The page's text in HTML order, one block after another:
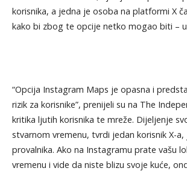
korisnika, a jedna je osoba na platformi X
kako bi zbog te opcije netko mogao biti –
“Opcija Instagram Maps je opasna i
rizik za korisnike”, prenijeli su na The
kritika ljutih korisnika te mreže. Dijeljenje
stvarnom vremenu, tvrdi jedan korisnik X-a,
provalnika. Ako na Instagramu prate vašu
vremenu i vide da niste blizu svoje kuće,